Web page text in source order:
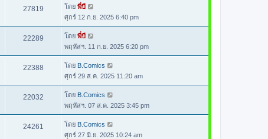
27819 โดย พี่บี
ศุกร์ 12 ก.ย. 2025 6:40 pm
22289 โดย พี่บี
พฤหัสฯ. 11 ก.ย. 2025 6:20 pm
22388 โดย B.Comics
ศุกร์ 29 ส.ค. 2025 11:20 am
22032 โดย B.Comics
พฤหัสฯ. 07 ส.ค. 2025 3:45 pm
24261 โดย B.Comics
ศุกร์ 27 มิ.ย. 2025 10:24 am